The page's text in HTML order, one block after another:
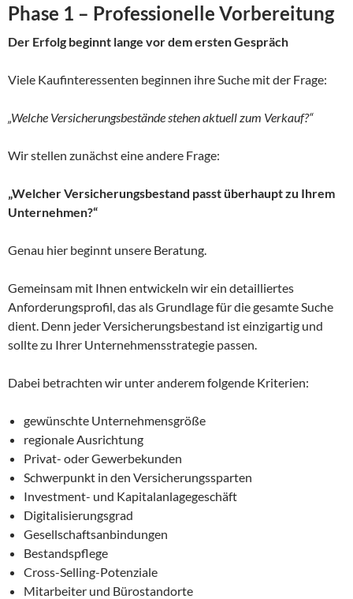
Phase 1 – Professionelle Vorbereitung
Der Erfolg beginnt lange vor dem ersten Gespräch
Viele Kaufinteressenten beginnen ihre Suche mit der Frage:
„Welche Versicherungsbestände stehen aktuell zum Verkauf?“
Wir stellen zunächst eine andere Frage:
„Welcher Versicherungsbestand passt überhaupt zu Ihrem
Unternehmen?“
Genau hier beginnt unsere Beratung.
Gemeinsam mit Ihnen entwickeln wir ein detailliertes
Anforderungsprofil, das als Grundlage für die gesamte Suche
dient. Denn jeder Versicherungsbestand ist einzigartig und
sollte zu Ihrer Unternehmensstrategie passen.
Dabei betrachten wir unter anderem folgende Kriterien:
gewünschte Unternehmensgröße
regionale Ausrichtung
Privat- oder Gewerbekunden
Schwerpunkt in den Versicherungssparten
Investment- und Kapitalanlagegeschäft
Digitalisierungsgrad
Gesellschaftsanbindungen
Bestandspflege
Cross-Selling-Potenziale
Mitarbeiter und Bürostandorte